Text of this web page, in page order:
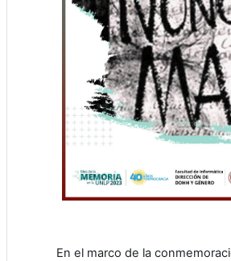
En el marco de la